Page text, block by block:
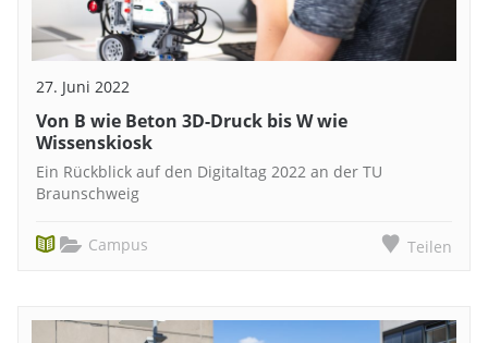
27. Juni 2022
Von B wie Beton 3D-Druck bis W wie
Wissenskiosk
Ein Rückblick auf den Digitaltag 2022 an der TU
Braunschweig
Campus Teilen